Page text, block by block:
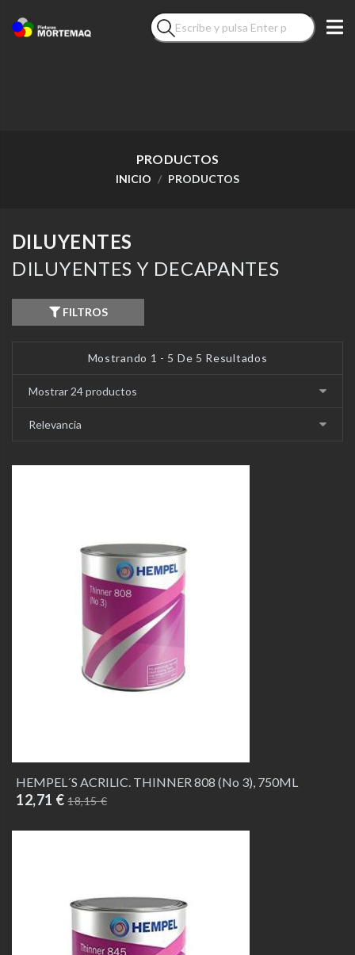
PRODUCTOS
INICIO PRODUCTOS
DILUYENTES
DILUYENTES Y DECAPANTES
FILTROS
Mostrando 1 - 5 De 5 Resultados
HEMPEL´S ACRILIC. THINNER 808 (No 3), 750ML
12,71 €18,15 €